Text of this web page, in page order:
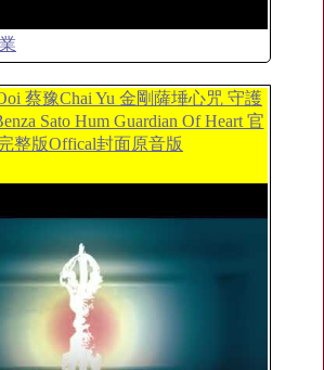
蔡豫Chai Yu 金剛薩埵心咒 守護
Sato Hum Guardian Of Heart 官
整版Offical封面原音版